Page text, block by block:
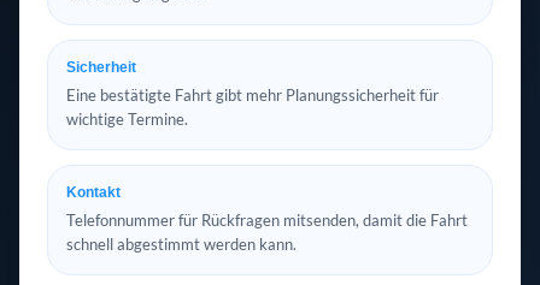
Sicherheit
Eine bestätigte Fahrt gibt mehr Planungssicherheit für
wichtige Termine.
Kontakt
Telefonnummer für Rückfragen mitsenden, damit die Fahrt
schnell abgestimmt werden kann.